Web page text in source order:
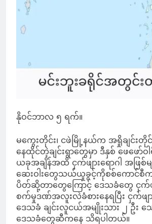
နိုဝင်ဘာလ ၅ ရက်။
မကွေးတိုင်း၊ ငဖဲမြို့နယ်က အရှိုချင်းတိုင်
နေထိုင်တဲ့ချင်းရွာတွေမှာ ဒီနှစ် ဖေဖေ
ယခုအချိန်အထိ ငှက်ဖျားရောဂါ အဖြစ်မျ
ဆေးဝါးတွေသယ်ယူခွင့်ကိုစစ်ကောင်စီက
ပိတ်ဆို့တာတွေကြောင့် ဒေသခံတွေ ငှက်ဖျ
စက်မှုဒဏ်အလူးလဲခံစားနေရပြီး ငှက်ဖျာ
ဒေသခံ ချင်းလူငယ်အမျိုးသား ၂ ဦး
ဒေသခံတွေဆီကနေ သိရပါတယ်။